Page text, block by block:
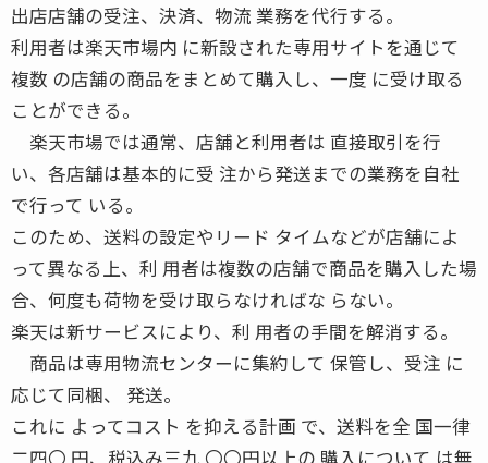
出店店舗の受注、決済、物流 業務を代行する。
利用者は楽天市場内 に新設された専用サイトを通じて
複数 の店舗の商品をまとめて購入し、一度 に受け取る
ことができる。
楽天市場では通常、店舗と利用者は 直接取引を行
い、各店舗は基本的に受 注から発送までの業務を自社
で行って いる。
このため、送料の設定やリード タイムなどが店舗によ
って異なる上、利 用者は複数の店舗で商品を購入した場
合、何度も荷物を受け取らなければな らない。
楽天は新サービスにより、利 用者の手間を解消する。
商品は専用物流センターに集約して 保管し、受注 に
応じて同梱、 発送。
これに よってコスト を抑える計画 で、送料を全 国一律
二四〇 円、税込み三九 〇〇円以上の 購入について は無